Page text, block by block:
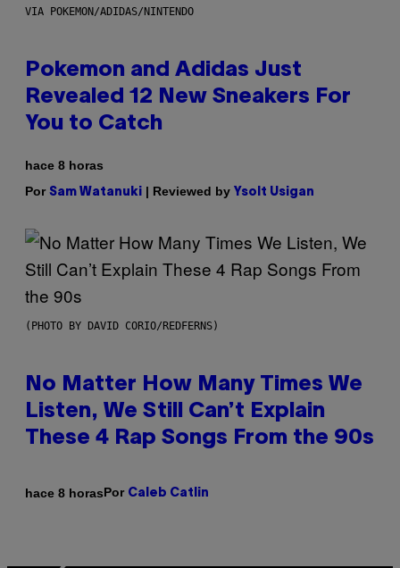
VIA POKEMON/ADIDAS/NINTENDO
Pokemon and Adidas Just
Revealed 12 New Sneakers For
You to Catch
hace 8 horas
Por Sam Watanuki | Reviewed by Ysolt Usigan
(PHOTO BY DAVID CORIO/REDFERNS)
No Matter How Many Times We
Listen, We Still Can’t Explain
These 4 Rap Songs From the 90s
hace 8 horasPor Caleb Catlin